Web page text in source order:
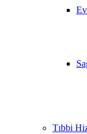
Tıbbi